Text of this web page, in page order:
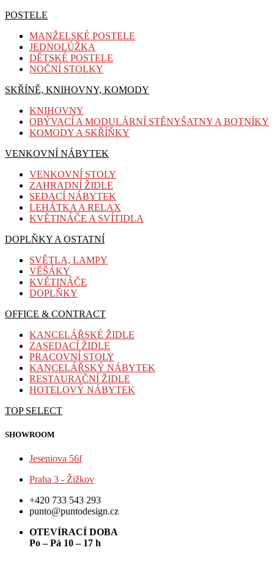
POSTELE
MANŽELSKÉ POSTELE
JEDNOLŮŽKA
DĚTSKÉ POSTELE
NOČNÍ STOLKY
SKŘÍNĚ, KNIHOVNY, KOMODY
KNIHOVNY
OBÝVACÍ A MODULÁRNÍ STĚNYŠATNY A BOTNÍKY
KOMODY A SKŘÍŇKY
VENKOVNÍ NÁBYTEK
VENKOVNÍ STOLY
ZAHRADNÍ ŽIDLE
SEDACÍ NÁBYTEK
LEHÁTKA A RELAX
KVĚTINÁČE A SVÍTIDLA
DOPLŇKY A OSTATNÍ
SVĚTLA, LAMPY
VĚŠÁKY
KVĚTINÁČE
DOPLŇKY
OFFICE & CONTRACT
KANCELÁŘSKÉ ŽIDLE
ZASEDACÍ ŽIDLE
PRACOVNÍ STOLY
KANCELÁŘSKÝ NÁBYTEK
RESTAURAČNÍ ŽIDLE
HOTELOVÝ NÁBYTEK
TOP SELECT
SHOWROOM
Jeseniova 56f
Praha 3 - Žižkov
+420 733 543 293
punto@puntodesign.cz
OTEVÍRACÍ DOBA
Po – Pá 10 – 17 h